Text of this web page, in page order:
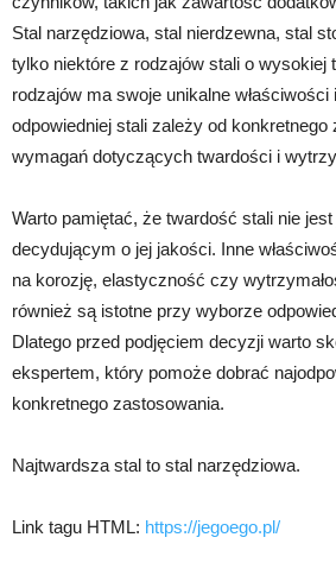
Stal narzędziowa, stal nierdzewna, stal
tylko niektóre z rodzajów stali o wysokiej
rodzajów ma swoje unikalne
odpowiedniej stali zależy od konkretnego
wymagań dotyczących twardości i
Warto pamiętać, że twardość stali nie
decydującym o jej jakości. Inne
na korozję, elastyczność czy
również są istotne przy wyborze
Dlatego przed podjęciem decyzji warto
ekspertem, który pomoże dobrać
konkretnego zastosowania.
Najtwardsza stal to stal narzędziowa.
Link tagu HTML: https://jegoego.pl/